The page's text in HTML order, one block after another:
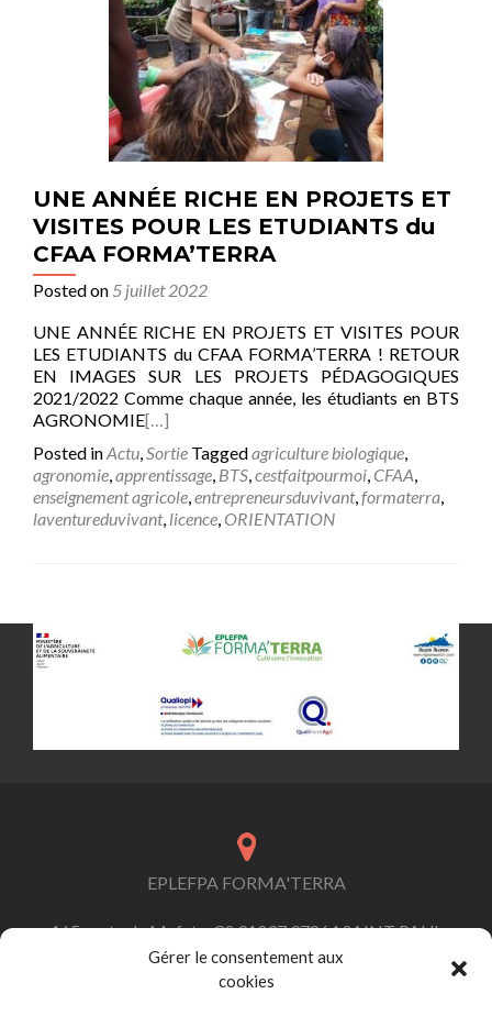
Gérer le consentement aux
cookies
UNE ANNÉE RICHE EN PROJETS ET
VISITES POUR LES ETUDIANTS du
CFAA FORMA’TERRA
Posted on 5 juillet 2022
UNE ANNÉE RICHE EN PROJETS ET VISITES POUR
LES ETUDIANTS du CFAA FORMA’TERRA ! RETOUR
EN IMAGES SUR LES PROJETS PÉDAGOGIQUES
2021/2022 Comme chaque année, les étudiants en BTS
AGRONOMIE[…]
Posted inActu,Sortie Taggedagriculture biologique,
agronomie,apprentissage, BTS,cestfaitpourmoi, CFAA,
enseignement agricole,entrepreneursduvivant,formaterra,
laventureduvivant, licence, ORIENTATION
EPLEFPA FORMA'TERRA
165 route de Mafate, CS 91037 97864 SAINT PAUL
Cedex